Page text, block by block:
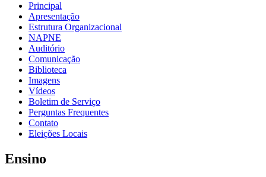
Principal
Apresentação
Estrutura Organizacional
NAPNE
Auditório
Comunicação
Biblioteca
Imagens
Vídeos
Boletim de Serviço
Perguntas Frequentes
Contato
Eleições Locais
Ensino